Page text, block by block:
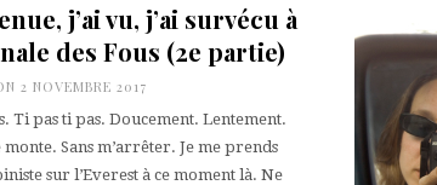
j’ai vu, j’ai survécu à
des Fous (2e partie)
2 NOVEMBRE 2017
Ti pas ti pas. Doucement. Lentement.
monte. Sans m’arrêter. Je me prends
sur l’Everest à ce moment là. Ne